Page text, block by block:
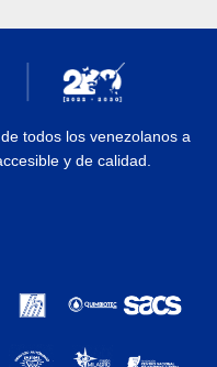
todos los venezolanos a
y de calidad.